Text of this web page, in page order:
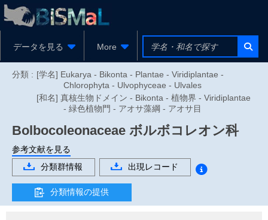
データを見る More
分類 : [学名] Eukarya - Bikonta - Plantae - Viridiplantae -
Chlorophyta - Ulvophyceae - Ulvales
[和名] 真核生物ドメイン - Bikonta - 植物界 - Viridiplantae
- 緑色植物門 - アオサ藻綱 - アオサ目
Bolbocoleonaceae ボルボコレオン科
参考文献を見る
分類群情報
出現レコード
分類情報の提供